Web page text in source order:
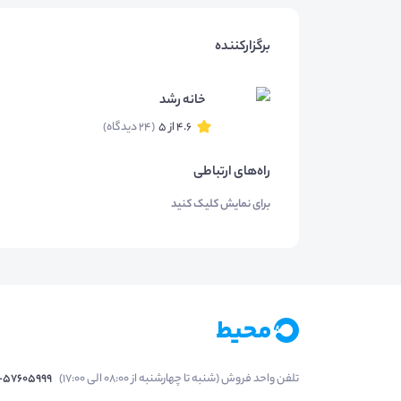
برگزارکننده
خانه رشد
4.6 از 5 (24 دیدگاه)
راه‌های ارتباطی
برای نمایش کلیک کنید
تلفن واحد فروش (شنبه تا چهارشنبه از 08:00 الی 17:00) 57605999